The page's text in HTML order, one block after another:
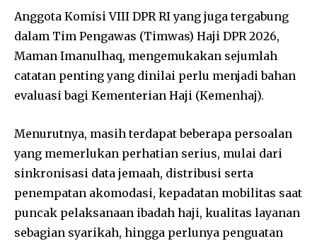
Anggota Komisi VIII DPR RI yang juga tergabung
dalam Tim Pengawas (Timwas) Haji DPR 2026,
Maman Imanulhaq, mengemukakan sejumlah
catatan penting yang dinilai perlu menjadi bahan
evaluasi bagi Kementerian Haji (Kemenhaj).
Menurutnya, masih terdapat beberapa persoalan
yang memerlukan perhatian serius, mulai dari
sinkronisasi data jemaah, distribusi serta
penempatan akomodasi, kepadatan mobilitas saat
puncak pelaksanaan ibadah haji, kualitas layanan
sebagian syarikah, hingga perlunya penguatan